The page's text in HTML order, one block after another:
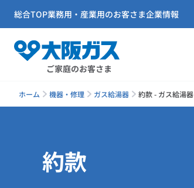
ご家庭のお客さま
総合TOP業務用・産業用のお客さま企業情報
ホーム 機器・修理 ガス給湯器 約款 - ガス給湯器
約款